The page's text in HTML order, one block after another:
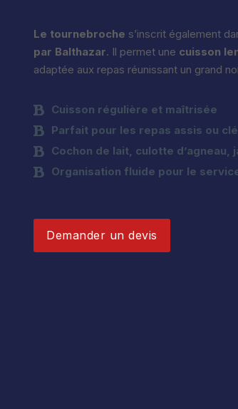
Le tournebroche s’inscrit également
par Balthazar. Il permet une cuisson
adaptée aux repas réunissant un grand
Cuisson régulière et maîtrisée
Parfait pour les repas assis ou
Cochon de lait, culotte d’agneau,
Organisation fluide pour le
Demander un devis